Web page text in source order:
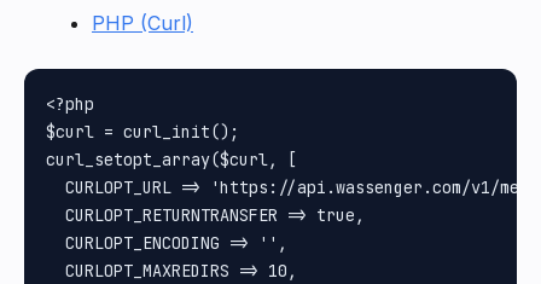
PHP (Curl)
<?php
$curl = curl_init();
curl_setopt_array($curl, [
CURLOPT_URL => 'https://api.wassenger.com/v1/
  CURLOPT_RETURNTRANSFER => true,
  CURLOPT_ENCODING => '',
  CURLOPT_MAXREDIRS => 10,